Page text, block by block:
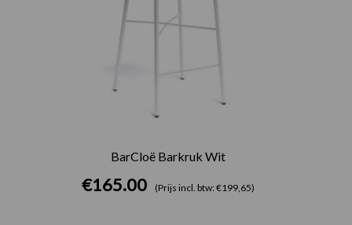
BarCloë Barkruk Wit
€165.00 (Prijs incl. btw: €199,65)